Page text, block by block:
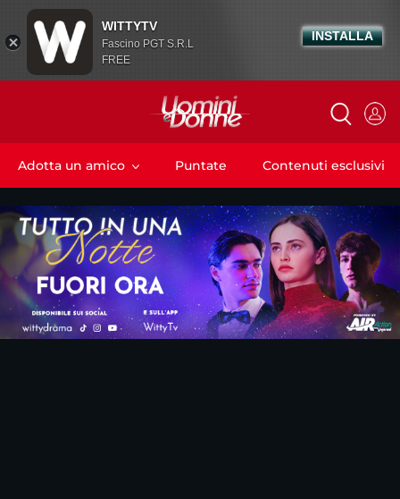
Adotta un amico Puntate Contenuti esclusivi
WITTYTV
Fascino PGT S.R.L
FREE
INSTALLA